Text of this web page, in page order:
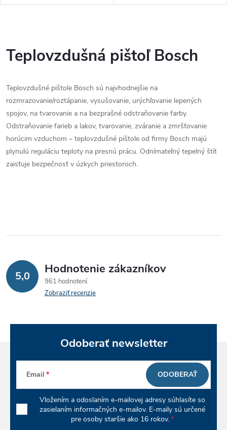
v
á
d
a
c
r
v
k
v
Teplovzdušná pištoľ Bosch
Teplovzdušné pištole Bosch sú najvhodnejšie na
rozmrazovanie/roztápanie, vysušovanie, urýchľovanie lepených
spojov, na tvarovanie a na bezprašné odstraňovanie farby.
Odstraňovanie farieb a lakov, tvarovanie, zváranie a zmršťovanie
horúcim vzduchom – teplovzdušné pištole od firmy Bosch majú
plynulú reguláciu teploty na presnú prácu. Odnímateľný tepelný štít
zaisťuje bezpečnosť v úzkych priestoroch.
5,0 Hodnotenie zákazníkov
961 hodnotení
Zobraziť recenzie
Odoberať newsletter
Email
Vložením a odoslaním e-mailovej adresy súhlasíte so
zasielaním informačných e-mailov. E-maily sú určené
pre osoby staršie ako 16 rokov.
ODOBERAŤ